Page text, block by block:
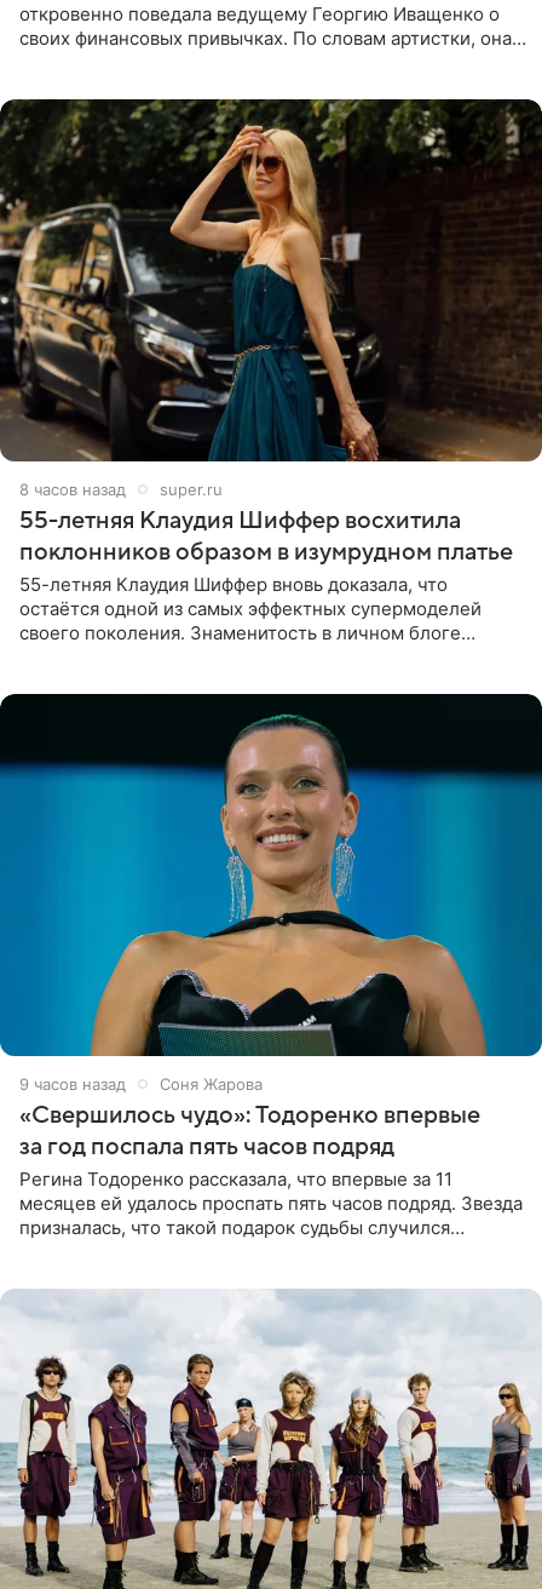
откровенно поведала ведущему Георгию Иващенко о
своих финансовых привычках. По словам артистки, она
8 часов назад super.ru
55-летняя Клаудия Шиффер восхитила
поклонников образом в изумрудном платье
55-летняя Клаудия Шиффер вновь доказала, что
остаётся одной из самых эффектных супермоделей
своего поколения. Знаменитость в личном блоге
9 часов назад Соня Жарова
«Свершилось чудо»: Тодоренко впервые
за год поспала пять часов подряд
Регина Тодоренко рассказала, что впервые за 11
месяцев ей удалось проспать пять часов подряд. Звезда
призналась, что такой подарок судьбы случился